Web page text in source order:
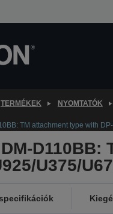
TERMÉKEK NYOMTATÓK
TM attachment type with
D110BB:
U375/